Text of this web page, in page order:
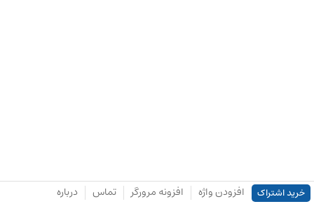
خرید اشتراک افزودن واژه افزونه مرورگر تماس درباره